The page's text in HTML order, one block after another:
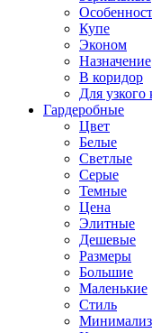
Купе
Эконом
Назначение
В коридор
Для узкого
Гардеробные
Цвет
Белые
Светлые
Серые
Темные
Цена
Элитные
Дешевые
Размеры
Большие
Маленькие
Стиль